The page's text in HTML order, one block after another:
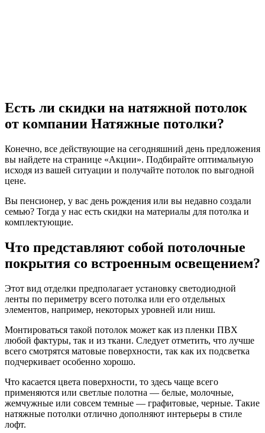
Есть ли скидки на натяжной потолок
от компании Натяжные потолки?
Конечно, все действующие на сегодняшний день предложения
вы найдете на странице «Акции». Подбирайте оптимальную
исходя из вашей ситуации и получайте потолок по выгодной
цене.
Вы пенсионер, у вас день рождения или вы недавно создали
семью? Тогда у нас есть скидки на материалы для потолка и
комплектующие.
Что представляют собой потолочные
покрытия со встроенным освещением?
Этот вид отделки предполагает установку светодиодной
ленты по периметру всего потолка или его отдельных
элементов, например, некоторых уровней или ниш.
Монтироваться такой потолок может как из пленки ПВХ
любой фактуры, так и из ткани. Следует отметить, что лучше
всего смотрятся матовые поверхности, так как их подсветка
подчеркивает особенно хорошо.
Что касается цвета поверхности, то здесь чаще всего
применяются или светлые полотна — белые, молочные,
жемчужные или совсем темные — графитовые, черные. Такие
натяжные потолки отлично дополняют интерьеры в стиле
лофт.